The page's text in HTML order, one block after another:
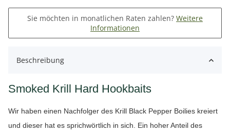
Sie möchten in monatlichen Raten zahlen? Weitere
Informationen
Beschreibung
Smoked Krill Hard Hookbaits
Wir haben einen Nachfolger des Krill Black Pepper Boilies kreiert
und dieser hat es sprichwörtlich in sich. Ein hoher Anteil des